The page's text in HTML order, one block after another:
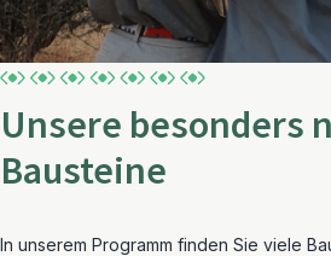
Unsere besonders
Bausteine
In unserem Programm finden Sie viele